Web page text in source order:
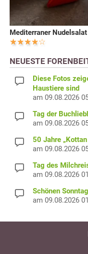
Mediterraner
NEUESTE
Diese Fotos
Haustiere sind
am 09.08.2026
Tag der
am 09.08.2026
50 Jahre
am 09.08.2026
Tag des
am 09.08.2026
Schönen Sonntag
am 09.08.2026